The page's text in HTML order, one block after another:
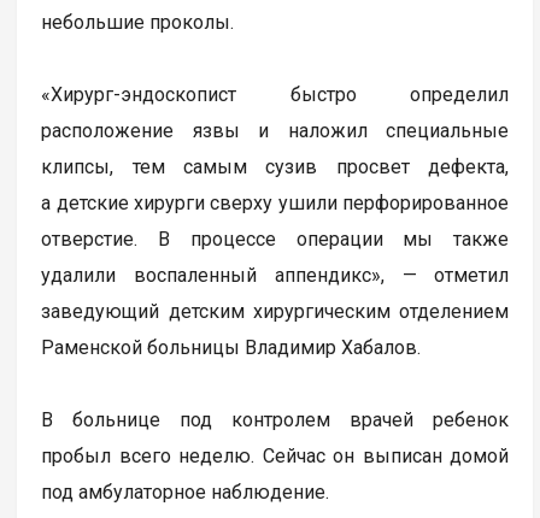
небольшие проколы.
«Хирург-эндоскопист быстро определил
расположение язвы и наложил специальные
клипсы, тем самым сузив просвет дефекта,
а детские хирурги сверху ушили перфорированное
отверстие. В процессе операции мы также
удалили воспаленный аппендикс», — отметил
заведующий детским хирургическим отделением
Раменской больницы Владимир Хабалов.
В больнице под контролем врачей ребенок
пробыл всего неделю. Сейчас он выписан домой
под амбулаторное наблюдение.